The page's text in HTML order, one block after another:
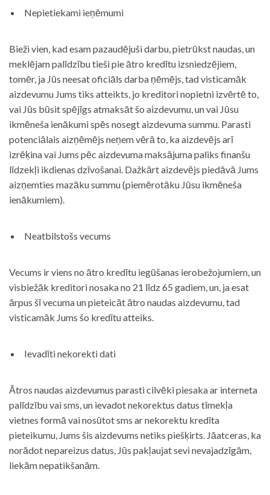
Nepietiekami ieņēmumi
Bieži vien, kad esam pazaudējuši darbu, pietrūkst naudas, un
meklējam palīdzību tieši pie ātro kredītu izsniedzējiem,
tomēr, ja Jūs neesat oficiāls darba ņēmējs, tad visticamāk
aizdevumu Jums tiks atteikts, jo kreditori nopietni izvērtē to,
vai Jūs būsit spējīgs atmaksāt šo aizdevumu, un vai Jūsu
ikmēneša ienākumi spēs nosegt aizdevuma summu. Parasti
potenciālais aizņēmējs neņem vērā to, ka aizdevējs arī
izrēķina vai Jums pēc aizdevuma maksājuma paliks finanšu
līdzekļi ikdienas dzīvošanai. Dažkārt aizdevējs piedāvā Jums
aizņemties mazāku summu (piemērotāku Jūsu ikmēneša
ienākumiem).
Neatbilstošs vecums
Vecums ir viens no ātro kredītu iegūšanas ierobežojumiem, un
visbiežāk kreditori nosaka no 21 līdz 65 gadiem, un, ja esat
ārpus šī vecuma un pieteicāt ātro naudas aizdevumu, tad
visticamāk Jums šo kredītu atteiks.
Ievadīti nekorekti dati
Ātros naudas aizdevumus parasti cilvēki piesaka ar interneta
palīdzību vai sms, un ievadot nekorektus datus tīmekļa
vietnes formā vai nosūtot sms ar nekorektu kredīta
pieteikumu, Jums šis aizdevums netiks piešķirts. Jāatceras, ka
norādot nepareizus datus, Jūs pakļaujat sevi nevajadzīgām,
liekām nepatikšanām.